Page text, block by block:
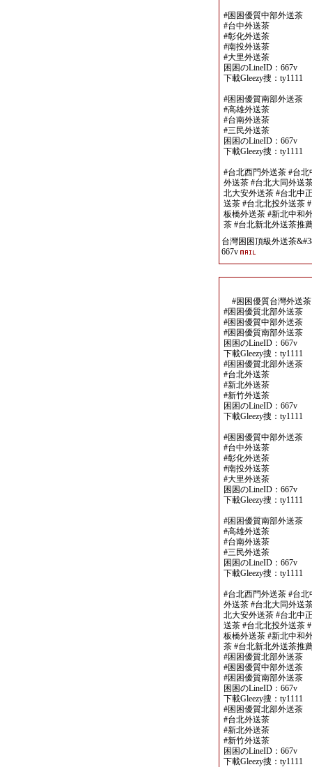
#困困優質中部外送茶
#台中外送茶
#彰化外送茶
#南投外送茶
#大里外送茶
困困のLineID：667v
下載Gleezy搜：ty1111
#困困優質南部外送茶
#高雄外送茶
#台南外送茶
#三民外送茶
困困のLineID：667v
下載Gleezy搜：ty1111
#台北西門外送茶 #台
外送茶 #台北大同外送
北大安外送茶 #台北中
送茶 #台北北投外送茶
板橋外送茶 #新北中和
茶 #台北新北外送茶推
台灣困困頂級外送茶
667v
#困困優質台灣外送茶
#困困優質北部外送茶
#困困優質中部外送茶
#困困優質南部外送茶
困困のLineID：667v
下載Gleezy搜：ty1111
#困困優質北部外送茶
#台北外送茶
#新北外送茶
#新竹外送茶
困困のLineID：667v
下載Gleezy搜：ty1111
#困困優質中部外送茶
#台中外送茶
#彰化外送茶
#南投外送茶
#大里外送茶
困困のLineID：667v
下載Gleezy搜：ty1111
#困困優質南部外送茶
#高雄外送茶
#台南外送茶
#三民外送茶
困困のLineID：667v
下載Gleezy搜：ty1111
#台北西門外送茶 #台
外送茶 #台北大同外送
北大安外送茶 #台北中
送茶 #台北北投外送茶
板橋外送茶 #新北中和
茶 #台北新北外送茶推
#困困優質北部外送茶
#困困優質中部外送茶
#困困優質南部外送茶
困困のLineID：667v
下載Gleezy搜：ty1111
#困困優質北部外送茶
#台北外送茶
#新北外送茶
#新竹外送茶
困困のLineID：667v
下載Gleezy搜：ty1111